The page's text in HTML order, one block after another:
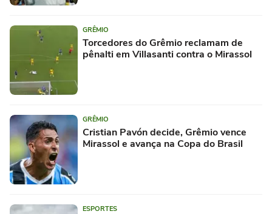
GRÊMIO
Torcedores do Grêmio reclamam de
pênalti em Villasanti contra o Mirassol
GRÊMIO
Cristian Pavón decide, Grêmio vence
Mirassol e avança na Copa do Brasil
ESPORTES